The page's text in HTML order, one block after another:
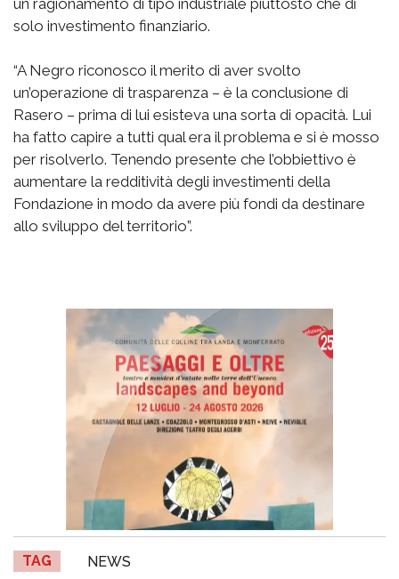
un ragionamento di tipo industriale piuttosto che di
solo investimento finanziario.
“A Negro riconosco il merito di aver svolto
un’operazione di trasparenza – è la conclusione di
Rasero – prima di lui esisteva una sorta di opacità. Lui
ha fatto capire a tutti qual era il problema e si è mosso
per risolverlo. Tenendo presente che l’obbiettivo è
aumentare la redditività degli investimenti della
Fondazione in modo da avere più fondi da destinare
allo sviluppo del territorio”.
TAG NEWS